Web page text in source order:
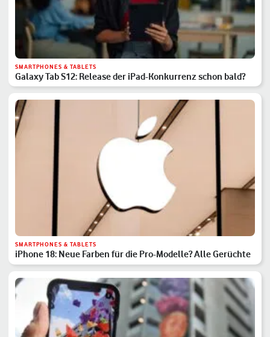
SMARTPHONES & TABLETS
Galaxy Tab S12: Release der iPad-Konkurrenz schon bald?
SMARTPHONES & TABLETS
iPhone 18: Neue Farben für die Pro-Modelle? Alle Gerüchte